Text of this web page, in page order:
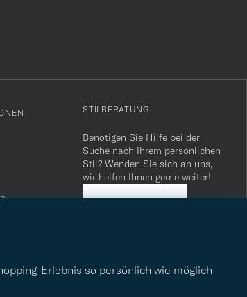
Erlebnis so persönlich wie möglich
STILBERATUNG
Benötigen Sie Hilfe bei der
Suche nach Ihrem persönlichen
Stil? Wenden Sie sich an uns,
wir helfen Ihnen gerne weiter!
STILBERATUNG